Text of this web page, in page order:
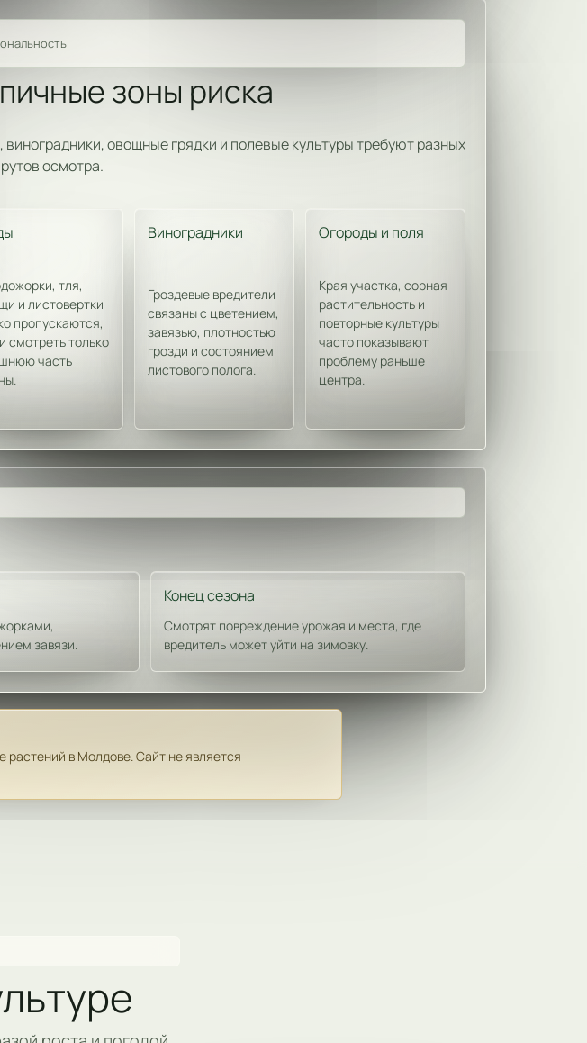
зоны риска
овощные грядки и полевые культуры требуют разных
осмотра.
тля,
и листовертки
пропускаются,
смотреть только
часть
Виноградники
Гроздевые вредители
связаны с цветением,
завязью, плотностью
грозди и состоянием
листового полога.
Огороды и поля
Края участка, сорная
растительность и
повторные культуры
часто показывают
проблему раньше
центра.
завязи.
Конец сезона
Смотрят повреждение урожая и места, где
вредитель может уйти на зимовку.
растений в Молдове. Сайт не является